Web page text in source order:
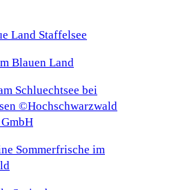
Blauen Land
Sommerfrische im